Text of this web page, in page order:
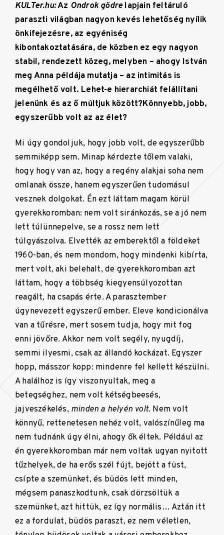
KULTer.hu:Az Ondrok gödrelapjain feltáruló
paraszti világban nagyon kevés lehetőség nyílik
önkifejezésre, az egyéniség
kibontakoztatására, de közben ez egy nagyon
stabil, rendezett közeg, melyben – ahogy István
meg Anna példája mutatja – az intimitás is
megélhető volt. Lehet-e hierarchiát felállítani
jelenünk és az ő múltjuk között?Könnyebb, jobb,
egyszerűbb volt az az élet?
Mi úgy gondoljuk, hogy jobb volt, de egyszerűbb
semmiképp sem. Minap kérdezte tőlem valaki,
hogy hogy van az, hogy a regény alakjai soha nem
omlanak össze, hanem egyszerűen tudomásul
vesznek dolgokat. Én ezt láttam magam körül
gyerekkoromban: nem volt siránkozás, se a jó nem
lett túlünnepelve, se a rossz nem lett
túlgyászolva. Elvették az emberektől a földeket
1960-ban, és nem mondom, hogy mindenki kibírta,
mert volt, aki belehalt, de gyerekkoromban azt
láttam, hogy a többség kiegyensúlyozottan
reagált, ha csapás érte. A parasztember
úgynevezett egyszerű ember. Eleve kondicionálva
van a tűrésre, mert sosem tudja, hogy mit fog
enni jövőre. Akkor nem volt segély, nyugdíj,
semmi ilyesmi, csak az állandó kockázat. Egyszer
hopp, másszor kopp: mindenre fel kellett készülni.
A halálhoz is így viszonyultak, meg a
betegséghez, nem volt kétségbeesés,
jajveszékelés, minden a helyén volt. Nem volt
könnyű, rettenetesen nehéz volt, valószínűleg ma
nem tudnánk úgy élni, ahogy ők éltek. Például az
én gyerekkoromban már nem voltak ugyan nyitott
tűzhelyek, de ha erős szél fújt, bejött a füst,
csípte a szemünket, és büdös lett minden,
mégsem panaszkodtunk, csak dörzsöltük a
szemünket, azt hittük, ez így normális… Aztán itt
ez a fordulat, büdös paraszt, ez nem véletlen,